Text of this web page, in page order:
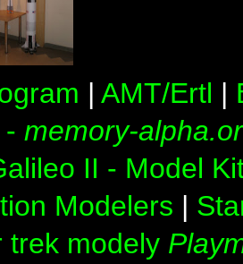
| AMT/Ertl |
memory-
II - Model
Modelers |
trek modely